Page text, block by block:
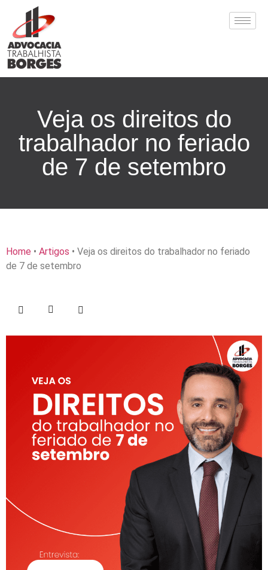
Veja os direitos do
trabalhador no feriado
de 7 de setembro
Home • Artigos • Veja os direitos do trabalhador no feriado
de 7 de setembro